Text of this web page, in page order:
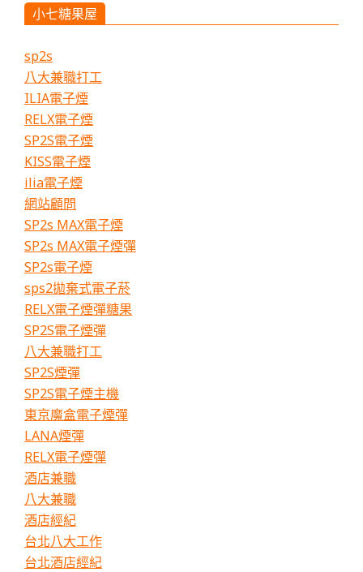
煙
官
購
買
推
薦
小七糖果屋
sp2s
八大兼職打工
ILIA電子煙
RELX電子煙
SP2S電子煙
KISS電子煙
ilia電子煙
網站顧問
SP2s MAX電子煙
SP2s MAX電子煙彈
SP2s電子煙
sps2拋棄式電子菸
RELX電子煙彈糖果
SP2S電子煙彈
八大兼職打工
SP2S煙彈
SP2S電子煙主機
東京魔盒電子煙彈
LANA煙彈
RELX電子煙彈
酒店兼職
八大兼職
酒店經紀
台北八大工作
台北酒店經紀